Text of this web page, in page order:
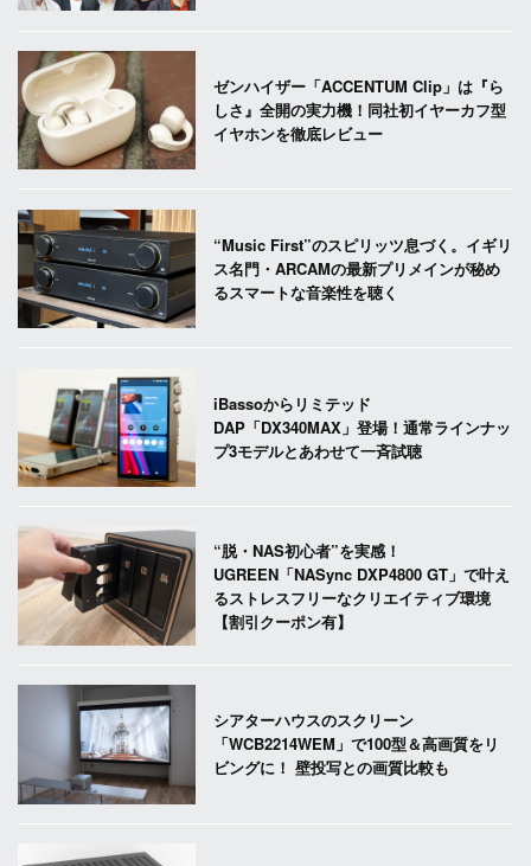
ゼンハイザー「ACCENTUM Clip」は『ら
しさ』全開の実力機！同社初イヤーカフ型
イヤホンを徹底レビュー
“Music First”のスピリッツ息づく。イギリ
ス名門・ARCAMの最新プリメインが秘め
るスマートな音楽性を聴く
iBassoからリミテッド
DAP「DX340MAX」登場！通常ラインナッ
プ3モデルとあわせて一斉試聴
“脱・NAS初心者”を実感！
UGREEN「NASync DXP4800 GT」で叶え
るストレスフリーなクリエイティブ環境
【割引クーポン有】
シアターハウスのスクリーン
「WCB2214WEM」で100型＆高画質をリ
ビングに！ 壁投写との画質比較も